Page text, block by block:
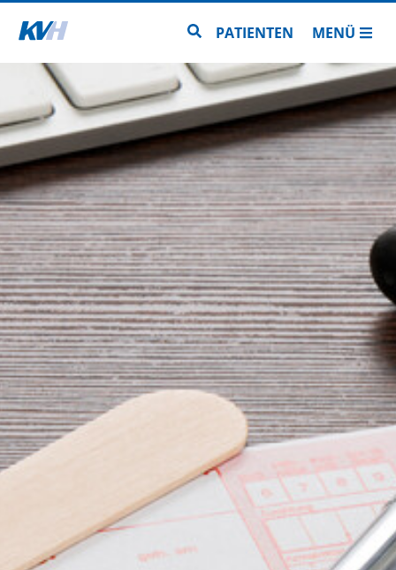
Zur Startseite Zur Seitensuche
PATIENTEN MENÜ